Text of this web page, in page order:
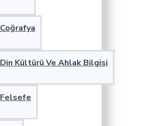
Coğrafya
Din Kültürü Ve Ahlak Bilgisi
Felsefe